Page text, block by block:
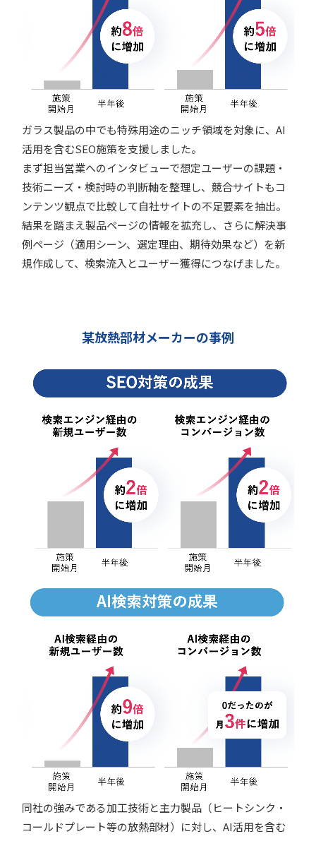
ガラス製品の中でも特殊用途のニッチ領域を対象に、AI
活用を含むSEO施策を支援しました。
まず担当営業へのインタビューで想定ユーザーの課題・
技術ニーズ・検討時の判断軸を整理し、競合サイトもコ
ンテンツ観点で比較して自社サイトの不足要素を抽出。
結果を踏まえ製品ページの情報を拡充し、さらに解決事
例ページ（適用シーン、選定理由、期待効果など）を新
規作成して、検索流入とユーザー獲得につなげました。
某放熱部材メーカーの事例
同社の強みである加工技術と主力製品（ヒートシンク・
コールドプレート等の放熱部材）に対し、AI活用を含む